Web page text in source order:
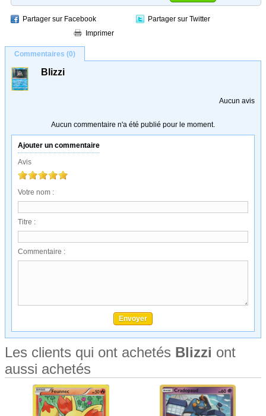
Partager sur Facebook
Partager sur Twitter
Imprimer
Commentaires (0)
Blizzi
Aucun avis
Aucun commentaire n'a été publié pour le moment.
Ajouter un commentaire
Avis
Votre nom :
Titre :
Commentaire :
Les clients qui ont achetés Blizzi ont
aussi achetés